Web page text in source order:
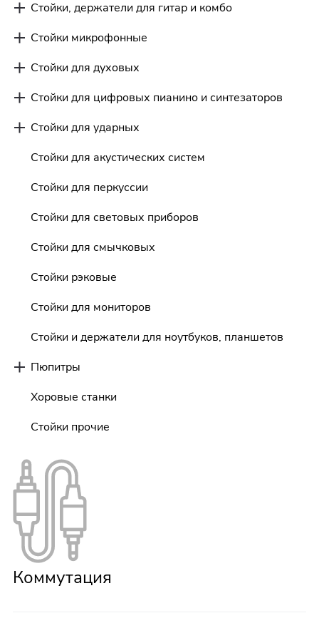
Стойки, держатели для гитар и комбо
Стойки микрофонные
Стойки для духовых
Стойки для цифровых пианино и синтезаторов
Стойки для ударных
Стойки для акустических систем
Стойки для перкуссии
Стойки для световых приборов
Стойки для смычковых
Стойки рэковые
Стойки для мониторов
Стойки и держатели для ноутбуков, планшетов
Пюпитры
Хоровые станки
Стойки прочие
Коммутация